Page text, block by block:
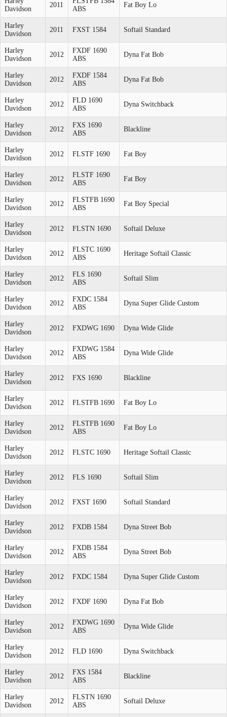
Davidson
2011
ABS
Fat Boy Lo
Harley
Davidson
2011 FXST 1584 Softail Standard
Harley
Davidson
2012
FXDF 1690
ABS
Dyna Fat Bob
Harley
Davidson
2012
FXDF 1584
ABS
Dyna Fat Bob
Harley
Davidson
2012
FLD 1690
ABS
Dyna Switchback
Harley
Davidson
2012
FXS 1690
ABS
Blackline
Harley
Davidson
2012 FLSTF 1690 Fat Boy
Harley
Davidson
2012
FLSTF 1690
ABS
Fat Boy
Harley
Davidson
2012
FLSTFB 1690
ABS
Fat Boy Special
Harley
Davidson
2012 FLSTN 1690 Softail Deluxe
Harley
Davidson
2012
FLSTC 1690
ABS
Heritage Softail Classic
Harley
Davidson
2012
FLS 1690
ABS
Softail Slim
Harley
Davidson
2012
FXDC 1584
ABS
Dyna Super Glide Custom
Harley
Davidson
2012 FXDWG 1690 Dyna Wide Glide
Harley
Davidson
2012
FXDWG 1584
ABS
Dyna Wide Glide
Harley
Davidson
2012 FXS 1690 Blackline
Harley
Davidson
2012 FLSTFB 1690 Fat Boy Lo
Harley
Davidson
2012
FLSTFB 1690
ABS
Fat Boy Lo
Harley
Davidson
2012 FLSTC 1690 Heritage Softail Classic
Harley
Davidson
2012 FLS 1690 Softail Slim
Harley
Davidson
2012 FXST 1690 Softail Standard
Harley
Davidson
2012 FXDB 1584 Dyna Street Bob
Harley
Davidson
2012
FXDB 1584
ABS
Dyna Street Bob
Harley
Davidson
2012 FXDC 1584 Dyna Super Glide Custom
Harley
Davidson
2012 FXDF 1690 Dyna Fat Bob
Harley
Davidson
2012
FXDWG 1690
ABS
Dyna Wide Glide
Harley
Davidson
2012 FLD 1690 Dyna Switchback
Harley
Davidson
2012
FXS 1584
ABS
Blackline
Harley
Davidson
2012
FLSTN 1690
ABS
Softail Deluxe